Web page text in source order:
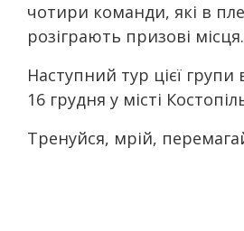
чотири команди, які в
розіграють призові місця.
Наступний тур цієї групи
16 грудня у місті
Тренуйся, мрій,